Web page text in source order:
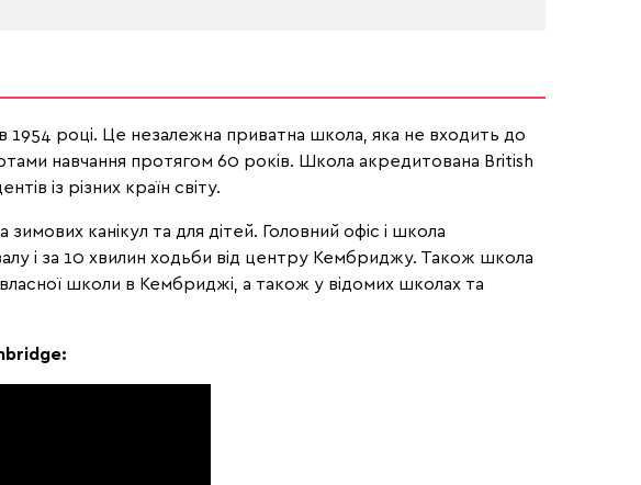
році. Це незалежна приватна школа, яка не входить до
навчання протягом 60 років. Школа акредитована British
із різних країн світу.
зимових канікул та для дітей. Головний офіс і школа
і за 10 хвилин ходьби від центру Кембриджу. Також школа
власної школи в Кембриджі, а також у відомих школах та